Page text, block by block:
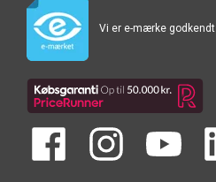
Vi er e-mærke godkendt